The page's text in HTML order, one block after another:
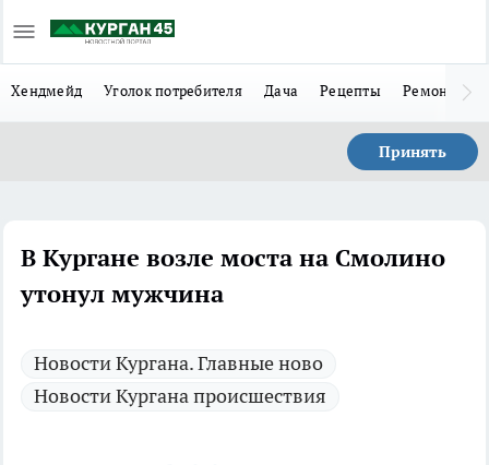
Хендмейд Уголок потребителя Дача Рецепты Ремонт
Принять
В Кургане возле моста на Смолино
утонул мужчина
Новости Кургана. Главные ново
Новости Кургана происшествия